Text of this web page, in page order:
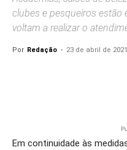
clubes e pesqueiros estão
voltam a realizar o
Por Redação - 23 de abril de 2021
Em continuidade às